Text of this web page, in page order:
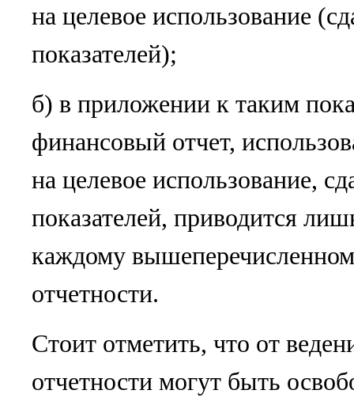
на целевое использование
показателей);
б) в приложении к таким
финансовый отчет,
на целевое использование,
показателей, приводится
каждому
отчетности.
Стоит отметить, что от
отчетности могут быть